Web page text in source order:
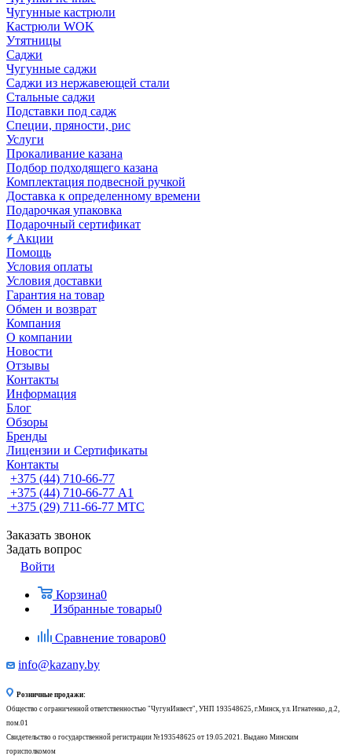
Чугунные кастрюли
Кастрюли WOK
Утятницы
Саджи
Чугунные саджи
Саджи из нержавеющей стали
Стальные саджи
Подставки под садж
Специи, пряности, рис
Услуги
Прокаливание казана
Подбор подходящего казана
Комплектация подвесной ручкой
Доставка к определенному времени
Подарочкая упаковка
Подарочный сертификат
Акции
Помощь
Условия оплаты
Условия доставки
Гарантия на товар
Обмен и возврат
Компания
О компании
Новости
Отзывы
Контакты
Информация
Блог
Обзоры
Бренды
Лицензии и Сертификаты
Контакты
+375 (44) 710-66-77
+375 (44) 710-66-77 А1
+375 (29) 711-66-77 МТС
Заказать звонок
Задать вопрос
Войти
Корзина0
Избранные товары0
Сравнение товаров0
info@kazany.by
Розничные продажи:
Общество с ограниченной ответственностью "ЧугунИнвест", УНП 193548625, г.Минск, ул. Игнатенко, д.2,
пом.01
Свидетельство о государственной регистрации №193548625 от 19.05.2021. Выдано Минским
горисполкомом